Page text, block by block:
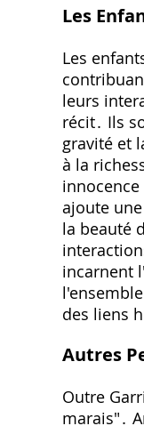
Les
Les
leurs
récit․ Ils
gravité et
à la
ajoute
la beauté
incarnent
des liens
Autres
Outre
marais"․